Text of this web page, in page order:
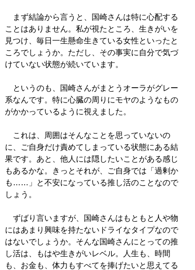
まず結論から言うと、国崎さんは特に心配する
ことはありません。私が視たところ、生きがいを
見つけ、毎日一生懸命生きている女性といったと
ころでしょうか。ただし、その事実に自分で気づ
けていない状態が続いています。
というのも、国崎さんがまとうオーラがグレー
系なんです。特に心臓の周りにモヤのようなもの
がかかっているように視えました。
これは、周囲はそんなことを思っていないの
に、ご自身だけ責めてしまっている状態にある結
果です。あと、他人には隠したいことがある感じ
もあるかな。きっとそれが、ご自身では「過剰か
も……」と不安になっている推し活のことなので
しょう。
ずばり言いますが、国崎さんはもともと人や物
にはあまり興味を持たないドライなタイプなので
はないでしょうか。そんな国崎さんにとっての推
し活は、もはや生きがいレベル。人生も、時間
も、お金も、体力もすべてを捧げたいと思えてる